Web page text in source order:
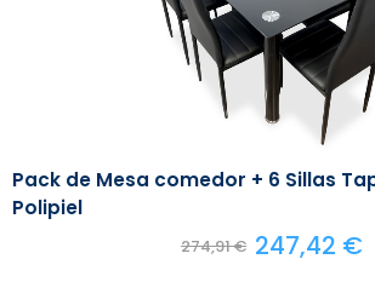
Pack de Mesa comedor + 6 Sillas
Polipiel
274,91 € 247,42 €